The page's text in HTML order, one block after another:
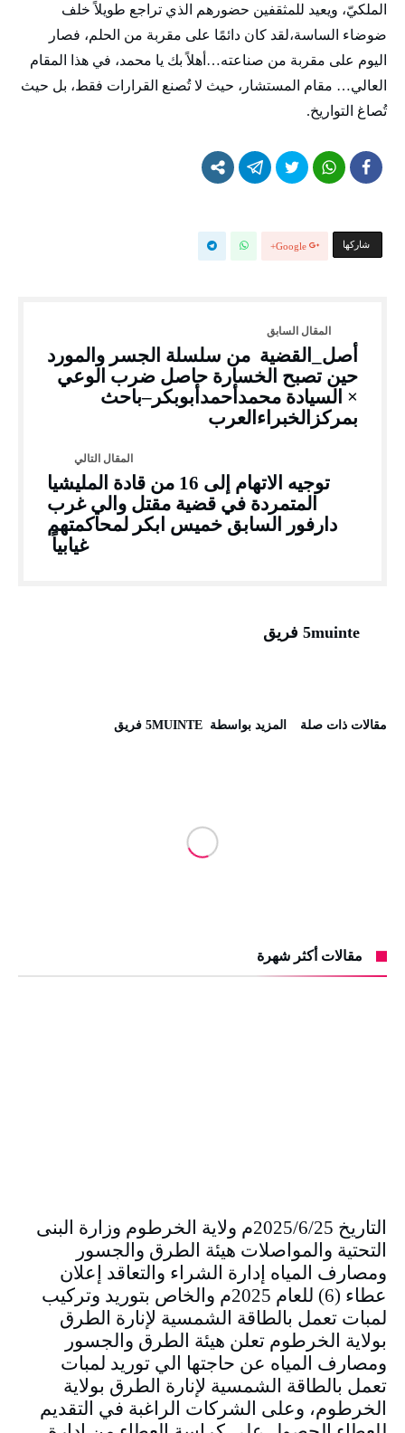
الملكيّ، ويعيد للمثقفين حضورهم الذي تراجع طويلاً خلف
ضوضاء الساسة،لقد كان دائمًا على مقربة من الحلم، فصار
اليوم على مقربة من صناعته…أهلاً بك يا محمد، في هذا المقام
العالي… مقام المستشار، حيث لا تُصنع القرارات فقط، بل حيث
تُصاغ التواريخ.
‫‫ شاركها‬ Google+
أصل_القضية من سلسلة الجسر والمورد
حين تصبح الخسارة حاصل ضرب الوعي
× السيادة محمدأحمدأبوبكر–باحث
بمركزالخبراءالعرب
توجيه الاتهام إلى 16 من قادة المليشيا
المتمردة في قضية مقتل والي غرب
دارفور السابق خميس ابكر لمحاكمتهم
غيابياً
5muinte فريق
‫مقالات ذات صلة‬ ‫‫المزيد بواسطة‬ ‬ 5MUINTE فريق
مقالات أكثر شهرة
التاريخ 2025/6/25م ولاية الخرطوم وزارة البنى
التحتية والمواصلات هيئة الطرق والجسور
ومصارف المياه إدارة الشراء والتعاقد إعلان
عطاء (6) للعام 2025م والخاص بتوريد وتركيب
لمبات تعمل بالطاقة الشمسية لإنارة الطرق
بولاية الخرطوم تعلن هيئة الطرق والجسور
ومصارف المياه عن حاجتها الي توريد لمبات
تعمل بالطاقة الشمسية لإنارة الطرق بولاية
الخرطوم، وعلى الشركات الراغبة في التقديم